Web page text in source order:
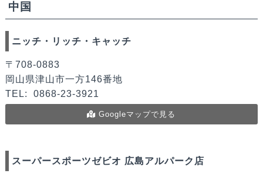
中国
ニッチ・リッチ・キャッチ
〒708-0883
岡山県津山市一方146番地
TEL:
0868-23-3921
Googleマップで見る
スーパースポーツゼビオ 広島アルパーク店